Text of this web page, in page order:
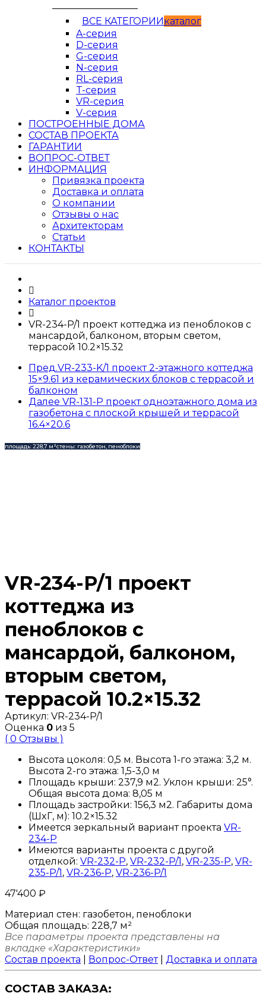
ВСЕ КАТЕГОРИИкaтaлог
A-серия
D-серия
G-серия
N-серия
RL-серия
T-серия
VR-серия
V-серия
ПОСТРОЕННЫЕ ДОМА
СОСТАВ ПРОЕКТА
ГАРАНТИИ
ВОПРОС-ОТВЕТ
ИНФОРМАЦИЯ
Привязка проекта
Доставка и оплата
О компании
Отзывы о нас
Архитекторам
Статьи
КОНТАКТЫ
Каталог проектов
VR-234-P/1 проект коттеджа из пеноблоков с
мансардой, балконом, вторым светом,
террасой 10.2×15.32
Пред.VR-233-K/1 проект 2-этажного коттеджа
15×9.61 из керамических блоков с террасой и
балконом
Далее VR-131-P проект одноэтажного дома из
газобетона с плоской крышей и террасой
16.4×20.6
площадь: 228,7 м²стены: газобетон, пеноблоки
VR-234-P/1 проект
коттеджа из
пеноблоков с
мансардой, балконом,
вторым светом,
террасой 10.2×15.32
Артикул: VR-234-P/1
Оценка 0 из 5
( 0 Отзывы )
Высота цоколя: 0,5 м. Высота 1-го этажа: 3,2 м.
Высота 2-го этажа: 1,5-3,0 м
Площадь крыши: 237,9 м2. Уклон крыши: 25°.
Общая высота дома: 8,05 м
Площадь застройки: 156,3 м2. Габариты дома
(ШxГ, м): 10.2×15.32
Имеется зеркальный вариант проекта VR-
234-P
Имеются варианты проекта с другой
отделкой: VR-232-P, VR-232-P/1, VR-235-P, VR-
235-P/1, VR-236-P, VR-236-P/1
47'400 ₽
Материал стен: газобетон, пеноблоки
Общая площадь: 228,7 м²
Все параметры проекта представлены на
вкладке «Характеристики»
Состав проекта
Вопрос-Ответ| Доставка и оплата
СОСТАВ ЗАКАЗА: